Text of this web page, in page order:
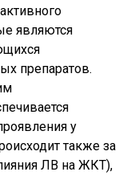
являются
препаратов.
у
также за
ЛВ на ЖКТ),